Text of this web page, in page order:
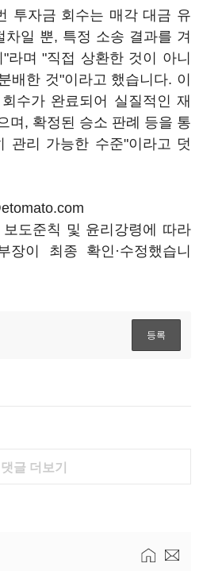
투자금 회수는 매각 대금 유
일 뿐, 특정 소송 결과를 겨
라며 "직접 상환한 것이 아니
배한 것"이라고 했습니다. 이
수가 완료되어 실질적인 재
며, 확정된 승소 판례 등을 통
관리 가능한 수준"이라고 덧
도준칙 및 윤리강령에 따라
장이 최종 확인·수정했습니
댓글 더보기